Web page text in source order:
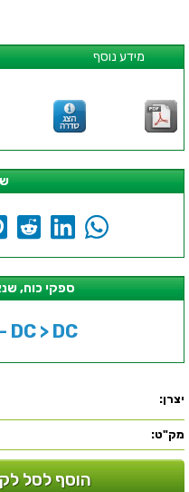
מידע נוסף
ספקי כוח,
ממירי מתח - DC > DC
יצרן:
מק"ט:
הוסף לסל